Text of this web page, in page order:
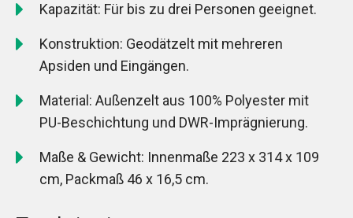
Kapazität: Für bis zu drei Personen geeignet.
Konstruktion: Geodätzelt mit mehreren
Apsiden und Eingängen.
Material: Außenzelt aus 100% Polyester mit
PU-Beschichtung und DWR-Imprägnierung.
Maße & Gewicht: Innenmaße 223 x 314 x 109
cm, Packmaß 46 x 16,5 cm.